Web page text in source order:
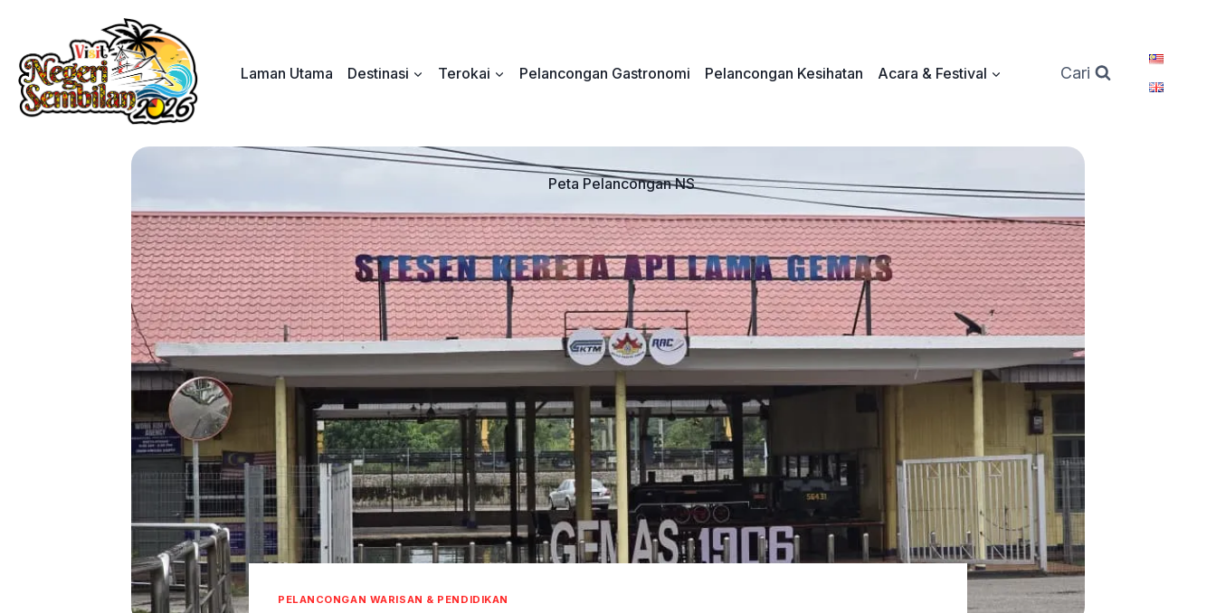
content
Laman Utama
Destinasi Terokai Pelancongan Gastronomi Pelancongan Kesihatan Acara & Festival
Peta Pelancongan NS
Cari
PELANCONGAN WARISAN & PENDIDIKAN